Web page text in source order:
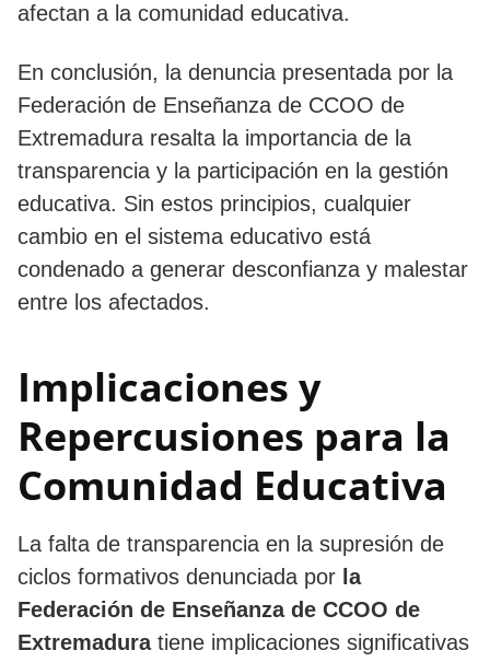
afectan a la comunidad educativa.
En conclusión, la denuncia presentada por la
Federación de Enseñanza de CCOO de
Extremadura resalta la importancia de la
transparencia y la participación en la gestión
educativa. Sin estos principios, cualquier
cambio en el sistema educativo está
condenado a generar desconfianza y malestar
entre los afectados.
Implicaciones y
Repercusiones para la
Comunidad Educativa
La falta de transparencia en la supresión de
ciclos formativos denunciada por la
Federación de Enseñanza de CCOO de
Extremadura tiene implicaciones significativas